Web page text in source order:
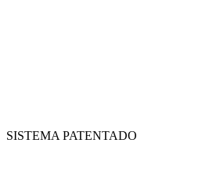
SISTEMA PATENTADO